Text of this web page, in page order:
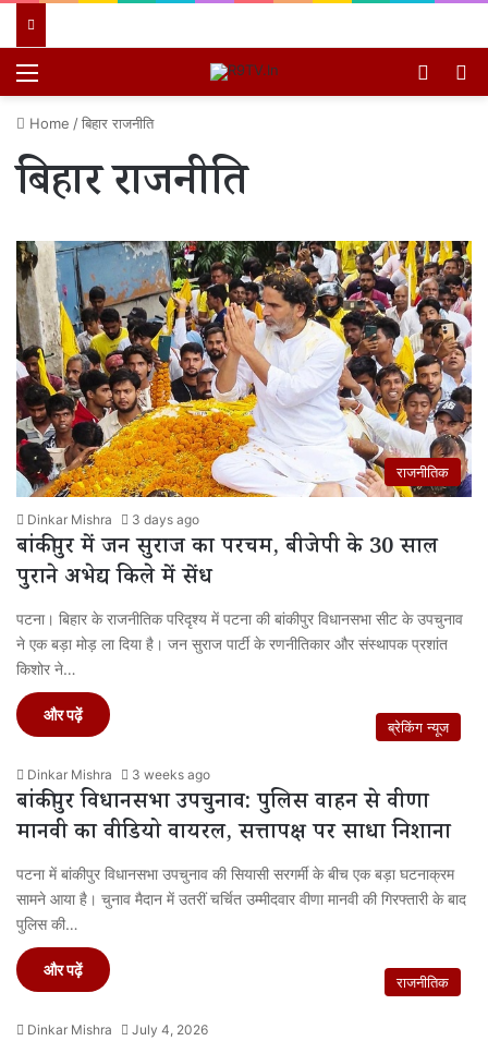
Home /बिहार राजनीति
बिहार राजनीति
राजनीतिक
Dinkar Mishra 3 days ago
बांकीपुर में जन सुराज का परचम, बीजेपी के 30 साल
पुराने अभेद्य किले में सेंध
पटना। बिहार के राजनीतिक परिदृश्य में पटना की बांकीपुर विधानसभा सीट के उपचुनाव
ने एक बड़ा मोड़ ला दिया है। जन सुराज पार्टी के रणनीतिकार और संस्थापक प्रशांत
किशोर ने…
और पढ़ें
ब्रेकिंग न्यूज
Dinkar Mishra 3 weeks ago
बांकीपुर विधानसभा उपचुनाव: पुलिस वाहन से वीणा
मानवी का वीडियो वायरल, सत्तापक्ष पर साधा निशाना
पटना में बांकीपुर विधानसभा उपचुनाव की सियासी सरगर्मी के बीच एक बड़ा घटनाक्रम
सामने आया है। चुनाव मैदान में उतरीं चर्चित उम्मीदवार वीणा मानवी की गिरफ्तारी के बाद
पुलिस की…
और पढ़ें
राजनीतिक
Dinkar Mishra July 4, 2026